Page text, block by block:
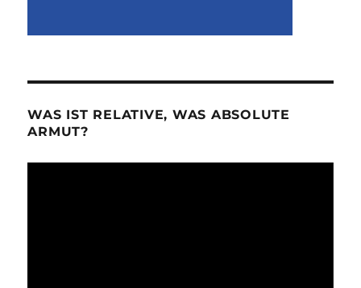
WAS IST RELATIVE, WAS ABSOLUTE
ARMUT?